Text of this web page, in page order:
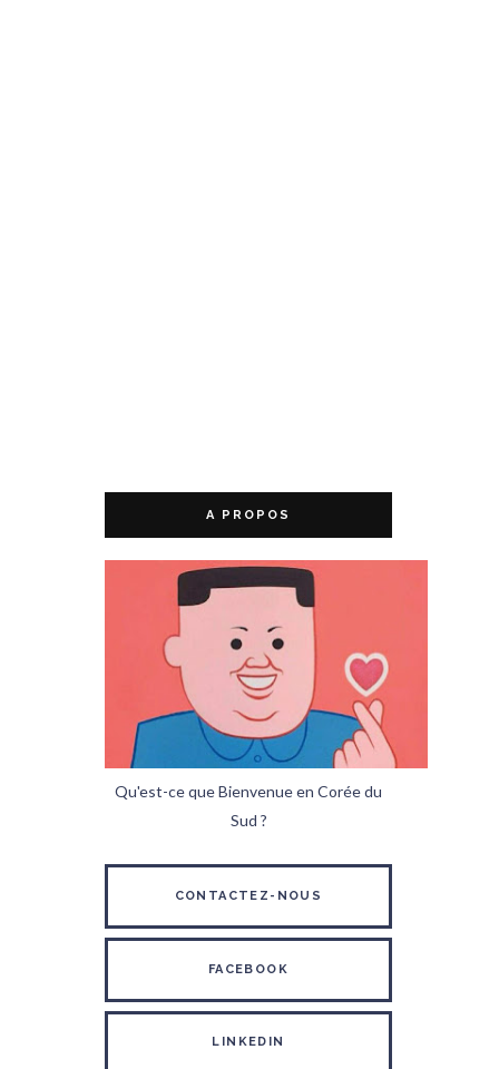
A PROPOS
Qu'est-ce que Bienvenue en Corée du
Sud ?
CONTACTEZ-NOUS
FACEBOOK
LINKEDIN